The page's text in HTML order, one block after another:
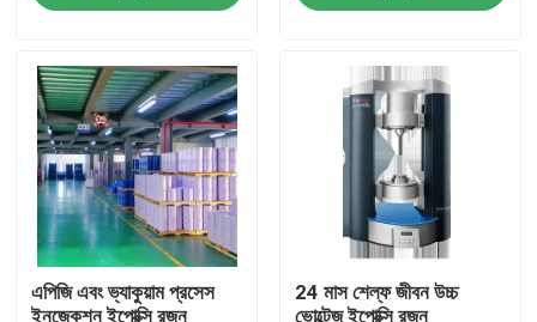
পণ্য
ভিডিও
ভিআর শো
এপিজি এবং ভ্যাকুয়াম প্রসেস
ইনজেকশন ইপোক্সি রজন
24 মাস শেল্ফ জীবন উচ্চ
ভোল্টেজ ইপোক্সি রজন